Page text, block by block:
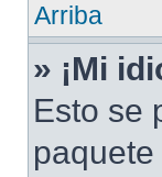
Arriba
» ¡Mi
Esto se